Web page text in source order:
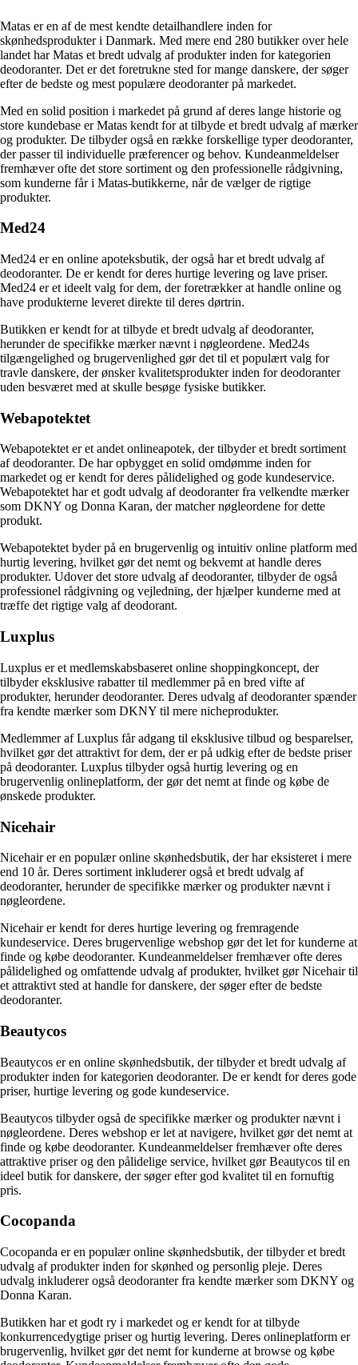
Matas er en af ​​de mest kendte detailhandlere inden for
skønhedsprodukter i Danmark. Med mere end 280 butikker over hele
landet har Matas et bredt udvalg af produkter inden for kategorien
deodoranter. Det er det foretrukne sted for mange danskere, der søger
efter de bedste og mest populære deodoranter på markedet.
Med en solid position i markedet på grund af deres lange historie og
store kundebase er Matas kendt for at tilbyde et bredt udvalg af mærker
og produkter. De tilbyder også en række forskellige typer deodoranter,
der passer til individuelle præferencer og behov. Kundeanmeldelser
fremhæver ofte det store sortiment og den professionelle rådgivning,
som kunderne får i Matas-butikkerne, når de vælger de rigtige
produkter.
Med24
Med24 er en online apoteksbutik, der også har et bredt udvalg af
deodoranter. De er kendt for deres hurtige levering og lave priser.
Med24 er et ideelt valg for dem, der foretrækker at handle online og
have produkterne leveret direkte til deres dørtrin.
Butikken er kendt for at tilbyde et bredt udvalg af deodoranter,
herunder de specifikke mærker nævnt i nøgleordene. Med24s
tilgængelighed og brugervenlighed gør det til et populært valg for
travle danskere, der ønsker kvalitetsprodukter inden for deodoranter
uden besværet med at skulle besøge fysiske butikker.
Webapotektet
Webapotektet er et andet onlineapotek, der tilbyder et bredt sortiment
af deodoranter. De har opbygget en solid omdømme inden for
markedet og er kendt for deres pålidelighed og gode kundeservice.
Webapotektet har et godt udvalg af deodoranter fra velkendte mærker
som DKNY og Donna Karan, der matcher nøgleordene for dette
produkt.
Webapotektet byder på en brugervenlig og intuitiv online platform med
hurtig levering, hvilket gør det nemt og bekvemt at handle deres
produkter. Udover det store udvalg af deodoranter, tilbyder de også
professionel rådgivning og vejledning, der hjælper kunderne med at
træffe det rigtige valg af deodorant.
Luxplus
Luxplus er et medlemskabsbaseret online shoppingkoncept, der
tilbyder eksklusive rabatter til medlemmer på en bred vifte af
produkter, herunder deodoranter. Deres udvalg af deodoranter spænder
fra kendte mærker som DKNY til mere nicheprodukter.
Medlemmer af Luxplus får adgang til eksklusive tilbud og besparelser,
hvilket gør det attraktivt for dem, der er på udkig efter de bedste priser
på deodoranter. Luxplus tilbyder også hurtig levering og en
brugervenlig onlineplatform, der gør det nemt at finde og købe de
ønskede produkter.
Nicehair
Nicehair er en populær online skønhedsbutik, der har eksisteret i mere
end 10 år. Deres sortiment inkluderer også et bredt udvalg af
deodoranter, herunder de specifikke mærker og produkter nævnt i
nøgleordene.
Nicehair er kendt for deres hurtige levering og fremragende
kundeservice. Deres brugervenlige webshop gør det let for kunderne at
finde og købe deodoranter. Kundeanmeldelser fremhæver ofte deres
pålidelighed og omfattende udvalg af produkter, hvilket gør Nicehair til
et attraktivt sted at handle for danskere, der søger efter de bedste
deodoranter.
Beautycos
Beautycos er en online skønhedsbutik, der tilbyder et bredt udvalg af
produkter inden for kategorien deodoranter. De er kendt for deres gode
priser, hurtige levering og gode kundeservice.
Beautycos tilbyder også de specifikke mærker og produkter nævnt i
nøgleordene. Deres webshop er let at navigere, hvilket gør det nemt at
finde og købe deodoranter. Kundeanmeldelser fremhæver ofte deres
attraktive priser og den pålidelige service, hvilket gør Beautycos til en
ideel butik for danskere, der søger efter god kvalitet til en fornuftig
pris.
Cocopanda
Cocopanda er en populær online skønhedsbutik, der tilbyder et bredt
udvalg af produkter inden for skønhed og personlig pleje. Deres
udvalg inkluderer også deodoranter fra kendte mærker som DKNY og
Donna Karan.
Butikken har et godt ry i markedet og er kendt for at tilbyde
konkurrencedygtige priser og hurtig levering. Deres onlineplatform er
brugervenlig, hvilket gør det nemt for kunderne at browse og købe